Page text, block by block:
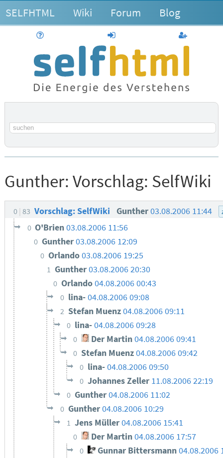
SELFHTML Wiki Forum Blog
anmelden
Suchbegriff
Gunther: Vorschlag: SelfWiki
0 83 Vorschlag: SelfWiki Gunther03.08.2006 11:44
0 O'Brien03.08.2006 11:56
0 Gunther03.08.2006 12:09
0 Orlando03.08.2006 19:25
1 Gunther03.08.2006 20:30
0 Orlando04.08.2006 00:43
0 lina-04.08.2006 09:08
2 Stefan Muenz04.08.2006 09:11
0 lina-04.08.2006 09:28
0 Der Martin04.08.2006 09:41
0 Stefan Muenz04.08.2006 09:42
0 lina-04.08.2006 09:50
0 Johannes Zeller 11.08.2006 22:19
0 Gunther04.08.2006 11:02
0 Gunther04.08.2006 10:29
1 Jens Müller04.08.2006 15:41
0 Der Martin04.08.2006 17:57
0 Gunnar Bittersmann04.08.2006